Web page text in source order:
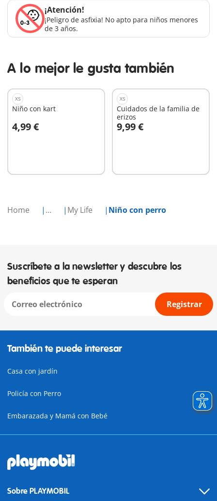
Home ... My Life Niño con perro
¡Atención!
¡Peligro de asfixia! No apto para niños menores
de 3 años.
A lo mejor le gusta también
XS
Niño con kart
4,99 €
A la cesta
XS
Cuidados de la familia de
erizos
9,99 €
A la cesta
Suscríbete a la newsletter y descubre los
beneficios que te esperan
Registrar
También te puede interesar
Casa con jardín
Policía con Perro
Embarazada y Mamá con Bebé
Sobre PLAYMOBIL